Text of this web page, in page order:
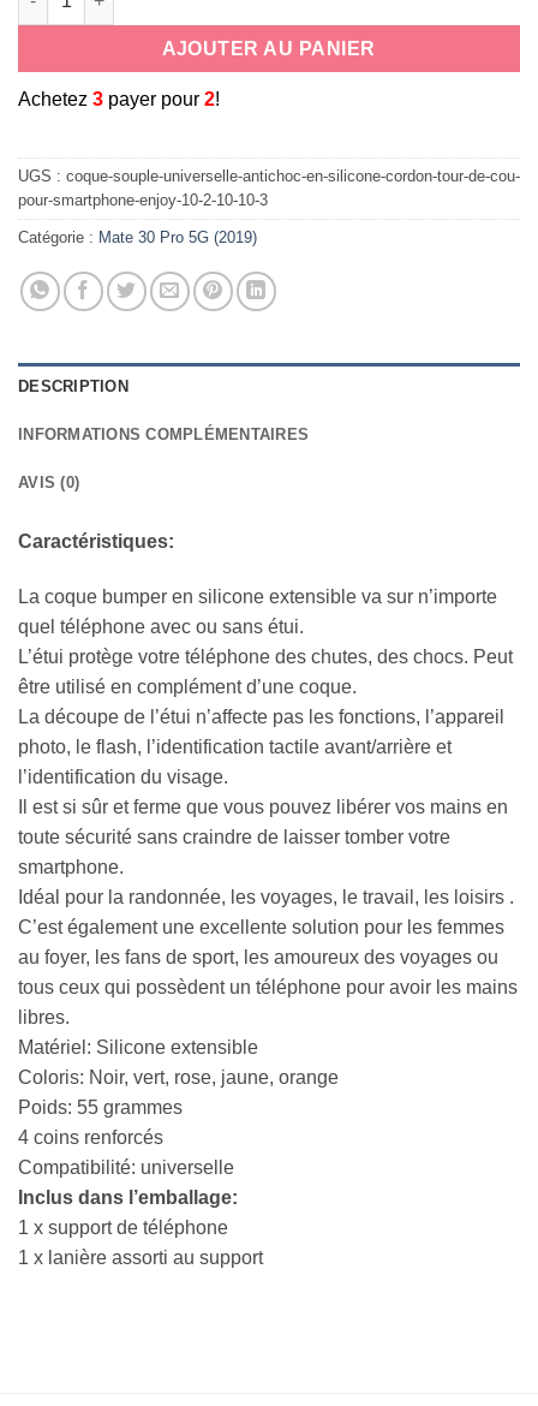
AJOUTER AU PANIER
Achetez 3 payer pour 2!
UGS : coque-souple-universelle-antichoc-en-silicone-cordon-tour-de-cou-
pour-smartphone-enjoy-10-2-10-10-3
Catégorie : Mate 30 Pro 5G (2019)
DESCRIPTION
INFORMATIONS COMPLÉMENTAIRES
AVIS (0)
Caractéristiques:
La coque bumper en silicone extensible va sur n’importe
quel téléphone avec ou sans étui.
L’étui protège votre téléphone des chutes, des chocs. Peut
être utilisé en complément d’une coque.
La découpe de l’étui n’affecte pas les fonctions, l’appareil
photo, le flash, l’identification tactile avant/arrière et
l’identification du visage.
Il est si sûr et ferme que vous pouvez libérer vos mains en
toute sécurité sans craindre de laisser tomber votre
smartphone.
Idéal pour la randonnée, les voyages, le travail, les loisirs .
C’est également une excellente solution pour les femmes
au foyer, les fans de sport, les amoureux des voyages ou
tous ceux qui possèdent un téléphone pour avoir les mains
libres.
Matériel: Silicone extensible
Coloris: Noir, vert, rose, jaune, orange
Poids: 55 grammes
4 coins renforcés
Compatibilité: universelle
Inclus dans l’emballage:
1 x support de téléphone
1 x lanière assorti au support